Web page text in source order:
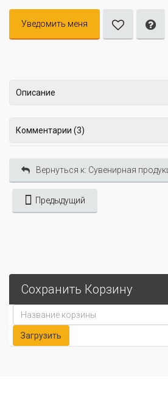
Уведомить меня
Описание
Комментарии (3)
Вернуться к: Сувенирная
Предыдущий
Сохранить Корзину